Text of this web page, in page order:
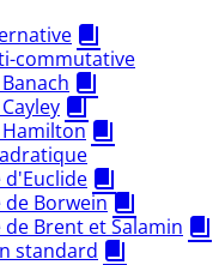
commutative
Borwein
Brent et Salamin
standard